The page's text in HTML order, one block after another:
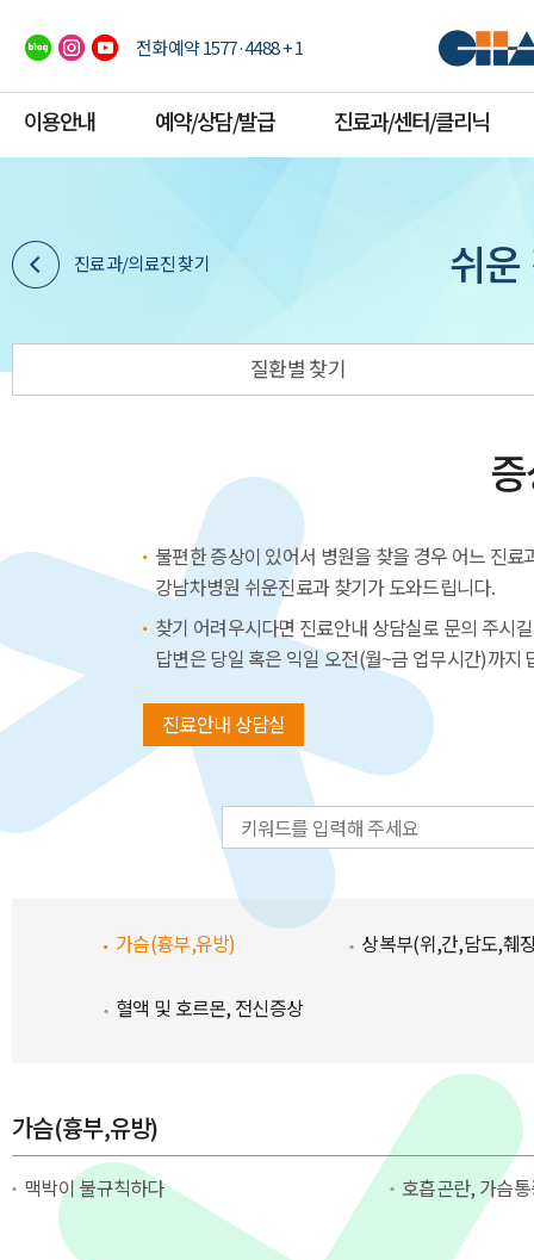
전화예약 1577·4488 + 1
이용안내 예약/상담/발급 진료과/센터/클리닉
진료과/의료진 찾기 쉬운
질환별 찾기
불편한 증상이 있어서 병원을 찾을 경우 어느 진
강남차병원 쉬운진료과 찾기가 도와드립니다.
찾기 어려우시다면 진료안내 상담실로 문의 주시
답변은 당일 혹은 익일 오전(월~금 업무시간)까지
진료안내 상담실
가슴(흉부,유방) 상복부(위,간,담도,췌
혈액 및 호르몬, 전신증상
가슴(흉부,유방)
맥박이 불규칙하다 호흡곤란, 가슴